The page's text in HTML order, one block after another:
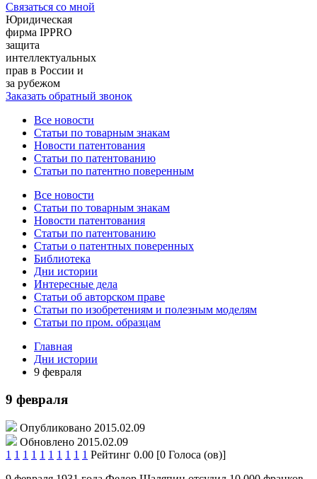
Связаться со мной
Юридическая
фирма IPPRO
защита
интеллектуальных
прав в России и
за рубежом
Заказать обратный звонок
Все новости
Статьи по товарным знакам
Новости патентования
Статьи по патентованию
Статьи по патентно поверенным
Все новости
Статьи по товарным знакам
Новости патентования
Статьи по патентованию
Статьи о патентных поверенных
Библиотека
Дни истории
Интересные дела
Статьи об авторском праве
Статьи по изобретениям и полезным моделям
Статьи по пром. образцам
Главная
Дни истории
9 февраля
9 февраля
Опубликовано 2015.02.09
Обновлено 2015.02.09
1 1 1 1 1 1 1 1 1 1 Рейтинг 0.00 [0 Голоса (ов)]